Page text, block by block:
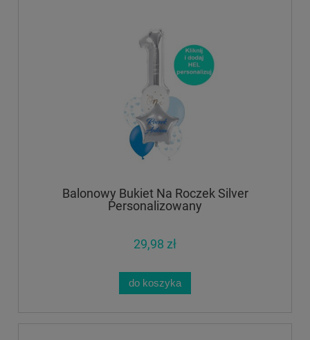
Balonowy Bukiet Na Roczek Silver
Personalizowany
29,98 zł
do koszyka